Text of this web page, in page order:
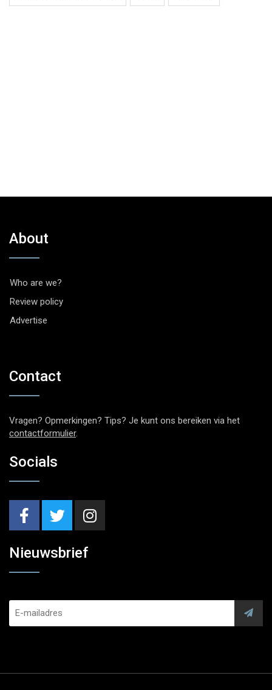
About
Who are we?
Review policy
Advertise
Contact
Vragen? Opmerkingen? Tips? Je kunt ons bereiken via het
contactformulier.
Socials
Nieuwsbrief